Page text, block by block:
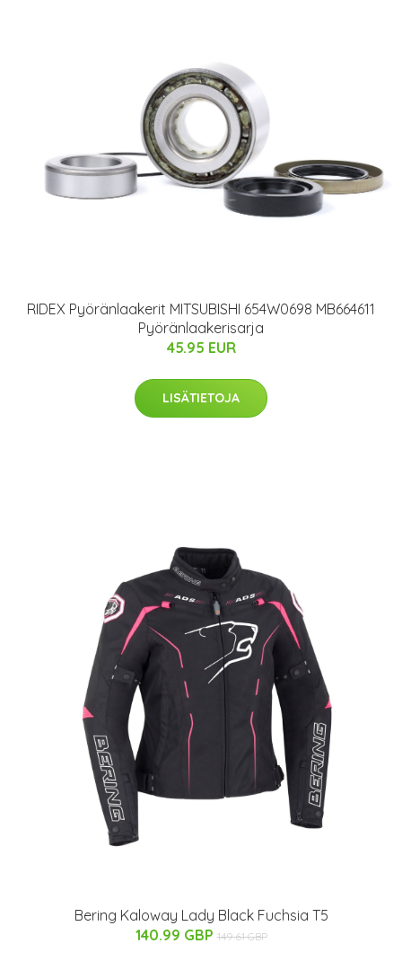
RIDEX Pyöränlaakerit MITSUBISHI 654W0698 MB664611
Pyöränlaakerisarja
45.95 EUR
LISÄTIETOJA
Bering Kaloway Lady Black Fuchsia T5
140.99 GBP 149.61 GBP